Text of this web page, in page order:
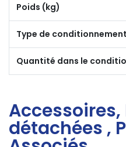
Poids (kg)
Type de conditionnement
Quantité dans le
Accessoires,
détachées ,